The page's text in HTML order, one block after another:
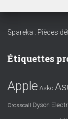
Spareka : Pièces
Étiquettes
Apple Asko
Crosscall Dyson